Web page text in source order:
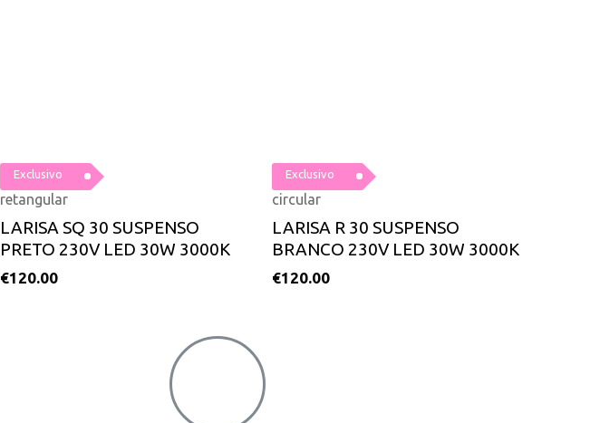
Exclusivo
retangular
LARISA SQ 30 SUSPENSO
PRETO 230V LED 30W 3000K
€120.00
Exclusivo
circular
LARISA R 30 SUSPENSO
BRANCO 230V LED 30W 3000K
€120.00